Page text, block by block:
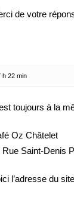
de votre
h 22 min
toujours à la
Oz Châtelet
Rue Saint-Denis
l’adresse du